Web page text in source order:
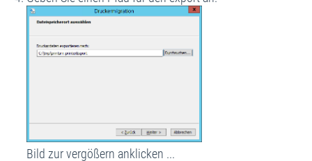
Bild zur vergößern anklicken ...